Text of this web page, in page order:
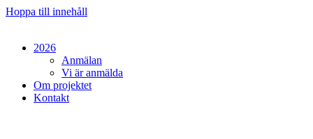
Hoppa till innehåll
2026
Anmälan
Vi är anmälda
Om projektet
Kontakt